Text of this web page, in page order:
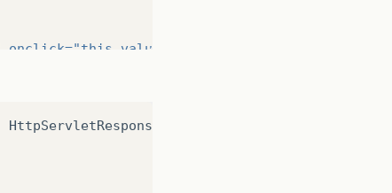
onclick="this.value=''"/
HttpServletResponse